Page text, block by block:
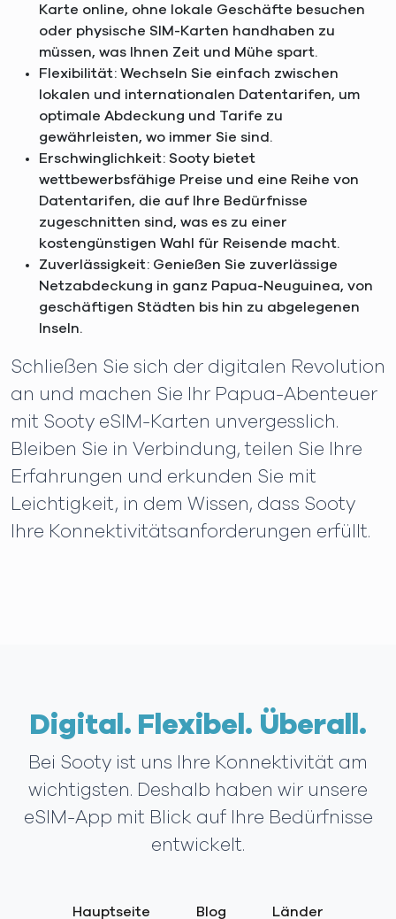
Karte online, ohne lokale Geschäfte besuchen
oder physische SIM-Karten handhaben zu
müssen, was Ihnen Zeit und Mühe spart.
Flexibilität: Wechseln Sie einfach zwischen
lokalen und internationalen Datentarifen, um
optimale Abdeckung und Tarife zu
gewährleisten, wo immer Sie sind.
Erschwinglichkeit: Sooty bietet
wettbewerbsfähige Preise und eine Reihe von
Datentarifen, die auf Ihre Bedürfnisse
zugeschnitten sind, was es zu einer
kostengünstigen Wahl für Reisende macht.
Zuverlässigkeit: Genießen Sie zuverlässige
Netzabdeckung in ganz Papua-Neuguinea, von
geschäftigen Städten bis hin zu abgelegenen
Inseln.
Schließen Sie sich der digitalen Revolution
an und machen Sie Ihr Papua-Abenteuer
mit Sooty eSIM-Karten unvergesslich.
Bleiben Sie in Verbindung, teilen Sie Ihre
Erfahrungen und erkunden Sie mit
Leichtigkeit, in dem Wissen, dass Sooty
Ihre Konnektivitätsanforderungen erfüllt.
Digital. Flexibel. Überall.
Bei Sooty ist uns Ihre Konnektivität am
wichtigsten. Deshalb haben wir unsere
eSIM-App mit Blick auf Ihre Bedürfnisse
entwickelt.
Hauptseite Blog Länder